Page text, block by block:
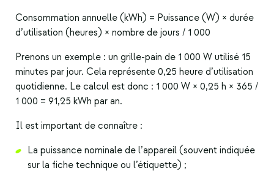
Consommation annuelle (kWh) = Puissance (W) × durée
d’utilisation (heures) × nombre de jours / 1 000
Prenons un exemple : un grille-pain de 1 000 W utilisé 15
minutes par jour. Cela représente 0,25 heure d’utilisation
quotidienne. Le calcul est donc : 1 000 W × 0,25 h × 365 /
1 000 = 91,25 kWh par an.
Il est important de connaître :
La puissance nominale de l’appareil (souvent indiquée
sur la fiche technique ou l’étiquette) ;